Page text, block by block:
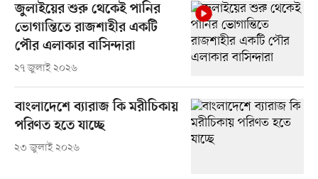
জুলাইয়ের শুরু থেকেই পানির
ভোগান্তিতে রাজশাহীর একটি
পৌর এলাকার বাসিন্দারা
২৭ জুলাই ২০২৬
বাংলাদেশে ব্যারাজ কি মরীচিকায়
পরিণত হতে যাচ্ছে
২৩ জুলাই ২০২৬